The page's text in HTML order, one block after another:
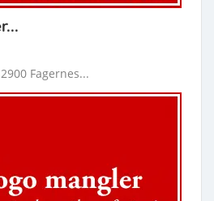
Fagernes...